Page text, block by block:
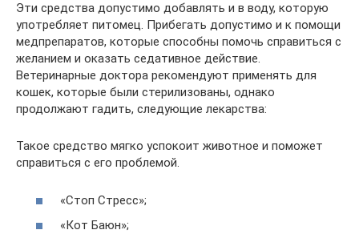
Эти средства допустимо добавлять и в воду, которую
употребляет питомец. Прибегать допустимо и к помощи
медпрепаратов, которые способны помочь справиться с
желанием и оказать седативное действие.
Ветеринарные доктора рекомендуют применять для
кошек, которые были стерилизованы, однако
продолжают гадить, следующие лекарства:
Такое средство мягко успокоит животное и поможет
справиться с его проблемой.
«Стоп Стресс»;
«Кот Баюн»;